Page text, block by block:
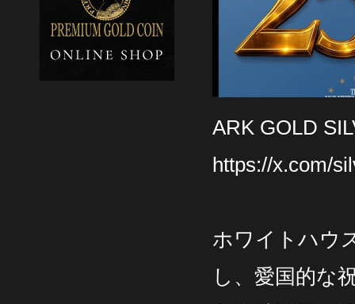
ARK GOLD
https://x.com/
ホワイトハウ
し、愛国的な